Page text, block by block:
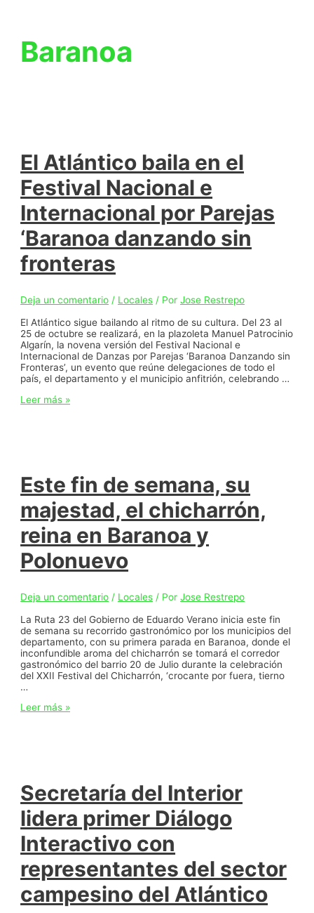
Baranoa
El Atlántico baila en el
Festival Nacional e
Internacional por Parejas
‘Baranoa danzando sin
fronteras
Deja un comentario / Locales / PorJose Restrepo
El Atlántico sigue bailando al ritmo de su cultura. Del 23 al
25 de octubre se realizará, en la plazoleta Manuel Patrocinio
Algarín, la novena versión del Festival Nacional e
Internacional de Danzas por Parejas ‘Baranoa Danzando sin
Fronteras’, un evento que reúne delegaciones de todo el
país, el departamento y el municipio anfitrión, celebrando …
El
e
Internacional
Parejas
‘Baranoa
danzando
sin
fronteras
Leer más »
Este fin de semana, su
majestad, el chicharrón,
reina en Baranoa y
Polonuevo
Deja un comentario / Locales / PorJose Restrepo
La Ruta 23 del Gobierno de Eduardo Verano inicia este fin
de semana su recorrido gastronómico por los municipios del
departamento, con su primera parada en Baranoa, donde el
inconfundible aroma del chicharrón se tomará el corredor
gastronómico del barrio 20 de Julio durante la celebración
del XXII Festival del Chicharrón, ‘crocante por fuera, tierno
…
Este
chicharrón,
reina
en
Baranoa
y
Polonuevo
Leer más »
Secretaría del Interior
lidera primer Diálogo
Interactivo con
representantes del sector
campesino del Atlántico